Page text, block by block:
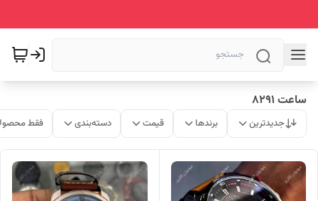
ساعت 8291
جدیدترین برندها قیمت دسته‌بندی فقط